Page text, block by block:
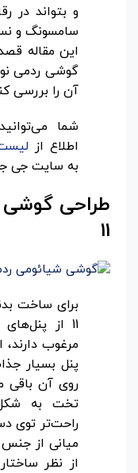
و بتواند در
سامسونگ و
این مقاله
آن را بررسی
شما
اطلاع از
به سایت جی
طراحی
11
برای ساخت
11 از
مرغوب
پنل بسیار
روی آن باقی
تخت به
راحت‌تر توی
میانی از
از نظر